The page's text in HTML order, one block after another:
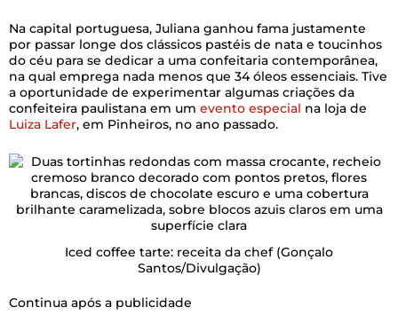
Na capital portuguesa, Juliana ganhou fama justamente
por passar longe dos clássicos pastéis de nata e toucinhos
do céu para se dedicar a uma confeitaria contemporânea,
na qual emprega nada menos que 34 óleos essenciais. Tive
a oportunidade de experimentar algumas criações da
confeiteira paulistana em um evento especial na loja de
Luiza Lafer, em Pinheiros, no ano passado.
Iced coffee tarte: receita da chef (Gonçalo
Santos/Divulgação)
Continua após a publicidade